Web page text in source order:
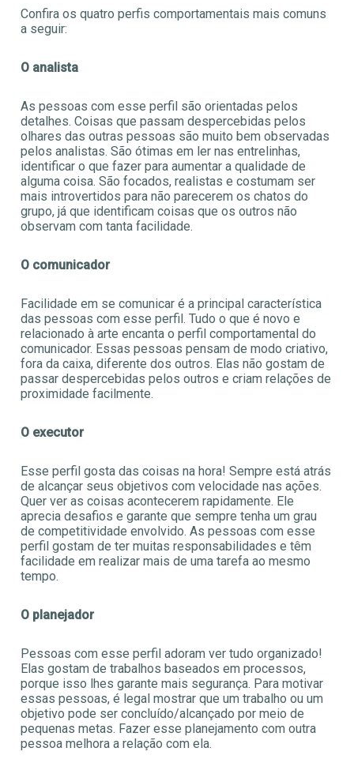
Confira os quatro perfis comportamentais mais comuns
a seguir:
O analista
As pessoas com esse perfil são orientadas pelos
detalhes. Coisas que passam despercebidas pelos
olhares das outras pessoas são muito bem observadas
pelos analistas. São ótimas em ler nas entrelinhas,
identificar o que fazer para aumentar a qualidade de
alguma coisa. São focados, realistas e costumam ser
mais introvertidos para não parecerem os chatos do
grupo, já que identificam coisas que os outros não
observam com tanta facilidade.
O comunicador
Facilidade em se comunicar é a principal característica
das pessoas com esse perfil. Tudo o que é novo e
relacionado à arte encanta o perfil comportamental do
comunicador. Essas pessoas pensam de modo criativo,
fora da caixa, diferente dos outros. Elas não gostam de
passar despercebidas pelos outros e criam relações de
proximidade facilmente.
O executor
Esse perfil gosta das coisas na hora! Sempre está atrás
de alcançar seus objetivos com velocidade nas ações.
Quer ver as coisas acontecerem rapidamente. Ele
aprecia desafios e garante que sempre tenha um grau
de competitividade envolvido. As pessoas com esse
perfil gostam de ter muitas responsabilidades e têm
facilidade em realizar mais de uma tarefa ao mesmo
tempo.
O planejador
Pessoas com esse perfil adoram ver tudo organizado!
Elas gostam de trabalhos baseados em processos,
porque isso lhes garante mais segurança. Para motivar
essas pessoas, é legal mostrar que um trabalho ou um
objetivo pode ser concluído/alcançado por meio de
pequenas metas. Fazer esse planejamento com outra
pessoa melhora a relação com ela.